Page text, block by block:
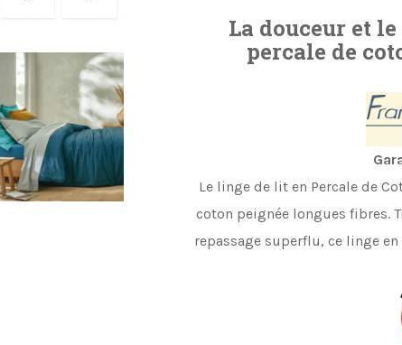
La douceur et
percale de
Le linge de lit en Percale de
coton peignée longues fibres.
repassage superflu, ce linge